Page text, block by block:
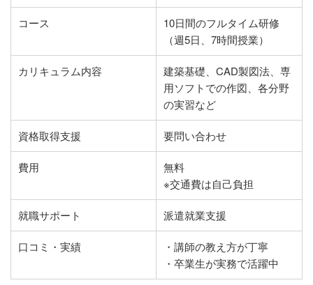
コース
10日間のフルタイム研修
（週5日、7時間授業）
カリキュラム内容
建築基礎、CAD製図法、専
用ソフトでの作図、各分野
の実習など
資格取得支援 要問い合わせ
費用
無料
※交通費は自己負担
就職サポート 派遣就業支援
口コミ・実績
・講師の教え方が丁寧
・卒業生が実務で活躍中